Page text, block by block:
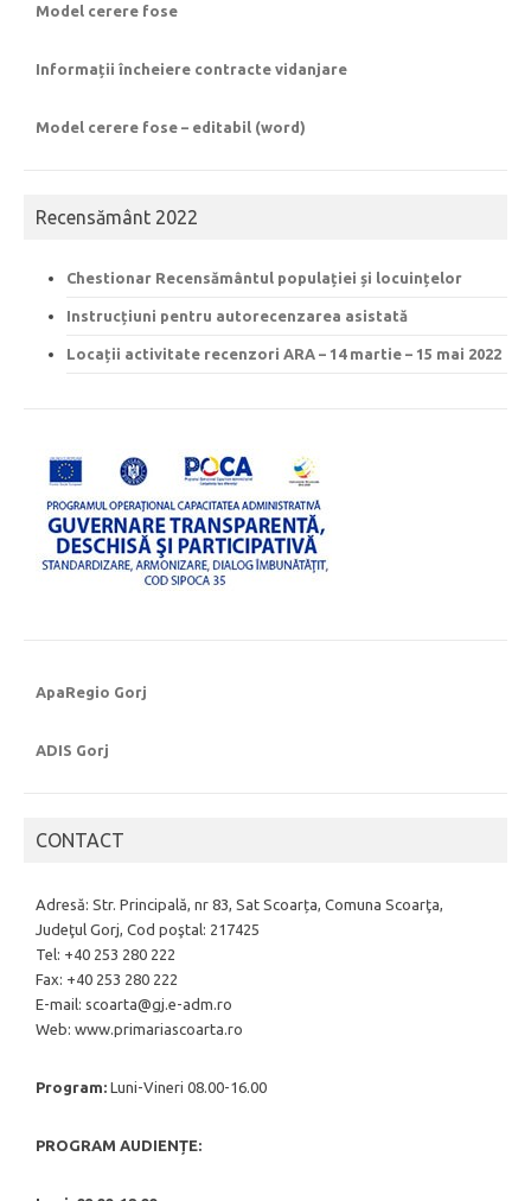
Model cerere fose
Informații încheiere contracte vidanjare
Model cerere fose – editabil (word)
Recensământ 2022
Chestionar Recensământul populației și locuințelor
Instrucțiuni pentru autorecenzarea asistată
Locații activitate recenzori ARA – 14 martie – 15 mai 2022
ApaRegio Gorj
ADIS Gorj
CONTACT
Adresă: Str. Principală, nr 83, Sat Scoarța, Comuna Scoarţa,
Judeţul Gorj, Cod poştal: 217425
Tel: +40 253 280 222
Fax: +40 253 280 222
E-mail: scoarta@gj.e-adm.ro
Web: www.primariascoarta.ro
Program: Luni-Vineri 08.00-16.00
PROGRAM AUDIENȚE: